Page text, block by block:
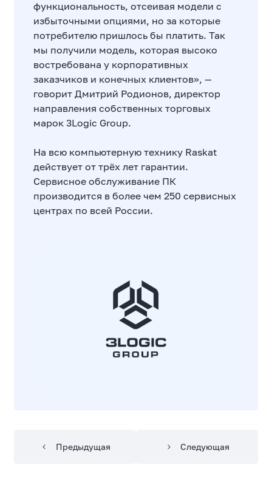
функциональность, отсеивая модели с
избыточными опциями, но за которые
потребителю пришлось бы платить. Так
мы получили модель, которая высоко
востребована у корпоративных
заказчиков и конечных клиентов», —
говорит Дмитрий Родионов, директор
направления собственных торговых
марок 3Logic Group.
На всю компьютерную технику Raskat
действует от трёх лет гарантии.
Сервисное обслуживание ПК
производится в более чем 250 сервисных
центрах по всей России.
Предыдущая Следующая